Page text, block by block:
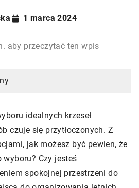
1 marca 2024
aby przeczytać ten wpis
idealnych krzeseł
czuje się przytłoczonych. Z
jak możesz być pewien, że
Czy jesteś
spokojnej przestrzeni do